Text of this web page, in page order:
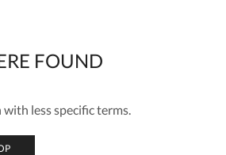
FOUND
less specific terms.